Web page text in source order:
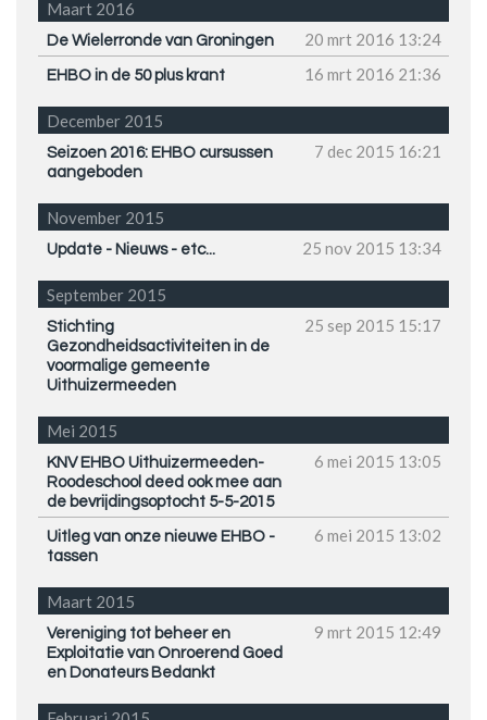
Maart 2016
De Wielerronde van Groningen 20 mrt 2016 13:24
EHBO in de 50 plus krant 16 mrt 2016 21:36
December 2015
Seizoen 2016: EHBO cursussen
aangeboden
7 dec 2015 16:21
November 2015
Update - Nieuws - etc... 25 nov 2015 13:34
September 2015
Stichting
Gezondheidsactiviteiten in de
voormalige gemeente
Uithuizermeeden
25 sep 2015 15:17
Mei 2015
KNV EHBO Uithuizermeeden-
Roodeschool deed ook mee aan
de bevrijdingsoptocht 5-5-2015
6 mei 2015 13:05
Uitleg van onze nieuwe EHBO -
tassen
6 mei 2015 13:02
Maart 2015
Vereniging tot beheer en
Exploitatie van Onroerend Goed
en Donateurs Bedankt
9 mrt 2015 12:49